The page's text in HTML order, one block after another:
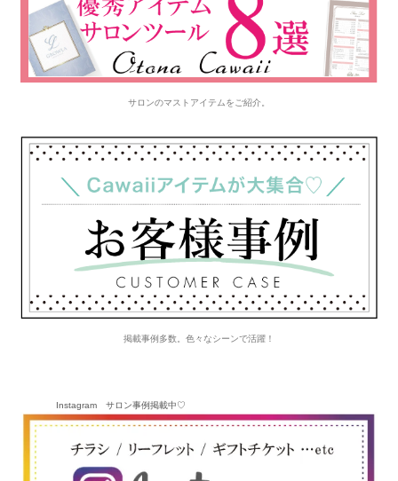
サロンのマストアイテムをご紹介。
掲載事例多数。色々なシーンで活躍！
Instagram サロン事例掲載中♡